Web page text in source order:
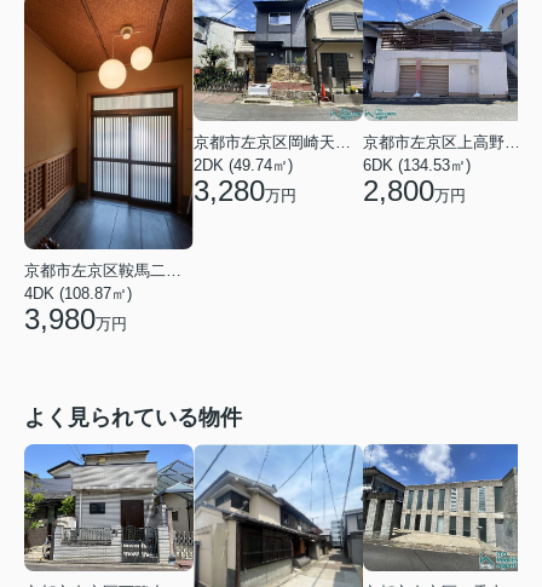
4DK (108.87㎡)
3,980万円
2DK (49.74㎡)
3,280万円
6DK (134.53㎡)
2,800万円
よく見られている物件